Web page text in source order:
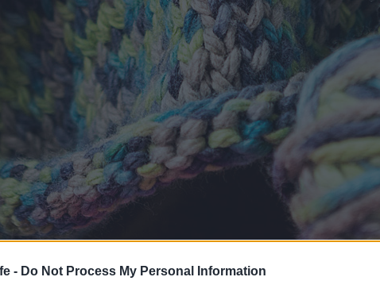
- Do Not Process My Personal Information